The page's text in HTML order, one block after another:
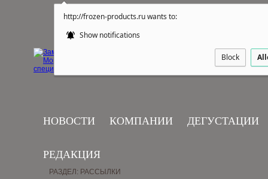
http://frozen-products.ru wants to:
Show notifications
Block
НОВОСТИ КОМПАНИИ ДЕГУСТАЦИИ
РЕДАКЦИЯ
РАЗДЕЛ: РАССЫЛКИ